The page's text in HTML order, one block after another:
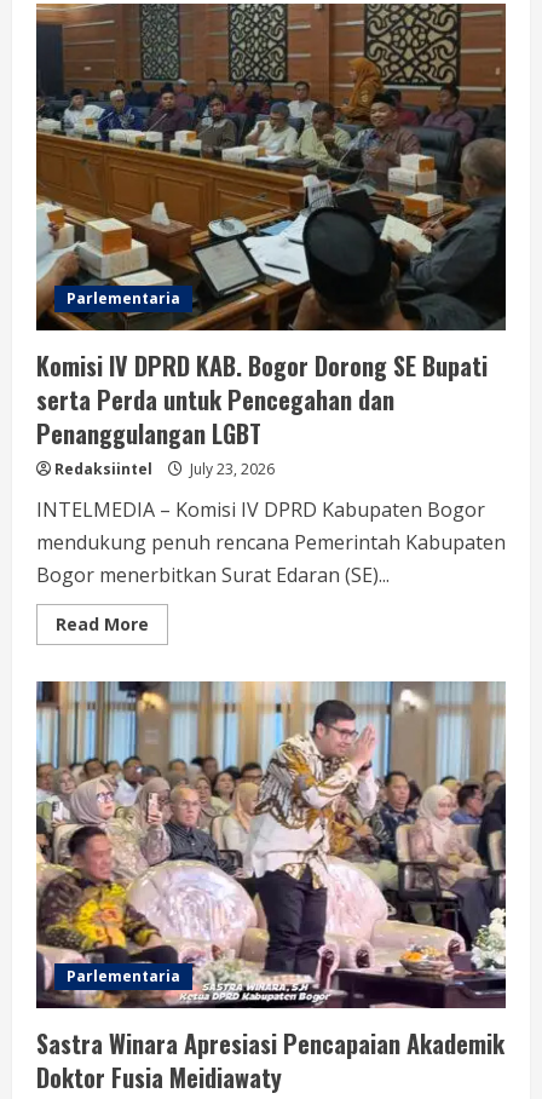
DPRD
Kabupaten
Bogor
Sastra
Winara
Apresiasi
Kinerja
Polres
Bogor
Parlementaria
Komisi IV DPRD KAB. Bogor Dorong SE Bupati
serta Perda untuk Pencegahan dan
Penanggulangan LGBT
Redaksiintel July 23, 2026
INTELMEDIA – Komisi IV DPRD Kabupaten Bogor
mendukung penuh rencana Pemerintah Kabupaten
Bogor menerbitkan Surat Edaran (SE)...
Read More
more
IV
DPRD
KAB.
Bogor
Dorong
SE
Bupati
serta
Perda
untuk
Pencegahan
dan
Penanggulangan
LGBT
Parlementaria
Sastra Winara Apresiasi Pencapaian Akademik
Doktor Fusia Meidiawaty